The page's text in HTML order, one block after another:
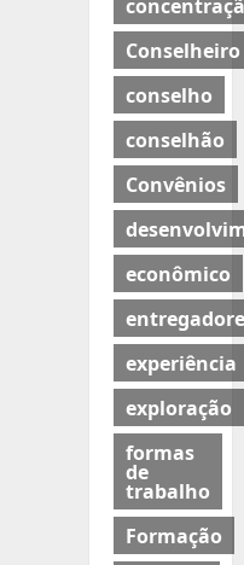
Conselheiro
conselho
conselhão
Convênios
econômico
experiência
exploração
formas
de
trabalho
Formação